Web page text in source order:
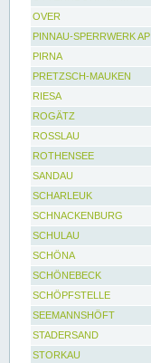
OVER
PINNAU-SPERRWERK AP
PIRNA
PRETZSCH-MAUKEN
RIESA
ROGÄTZ
ROSSLAU
ROTHENSEE
SANDAU
SCHARLEUK
SCHNACKENBURG
SCHULAU
SCHÖNA
SCHÖNEBECK
SCHÖPFSTELLE
SEEMANNSHÖFT
STADERSAND
STORKAU